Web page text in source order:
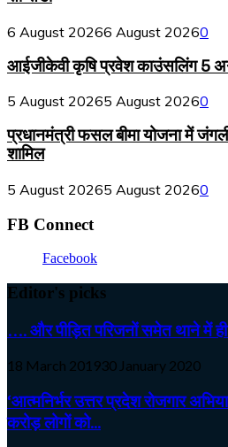
6 August 20266 August 20260
आईजीकेवी कृषि प्रवेश काउंसलिंग 5
5 August 20265 August 20260
प्रधानमंत्री फसल बीमा योजना में
शामिल
5 August 20265 August 20260
FB Connect
Facebook
Editor's picks
…. और पीड़ित परिजनों समेत थाने में
18 March 201930 January 2020
‘आत्मनिर्भर उत्तर प्रदेश रोजगार
करोड़ लोगों को...